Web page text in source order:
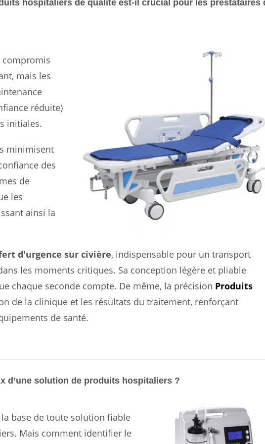
hospitaliers de qualité est-il crucial pour les prestataires
compromis
mais les
réduite)
initiales.
minimisent
des
de
les
ainsi la
d'urgence sur civière, indispensable pour un transport
les moments critiques. Sa conception légère et pliable
chaque seconde compte. De même, la précision Produits
de la clinique et les résultats du traitement, renforçant
de santé.
d’une solution de produits hospitaliers ?
base de toute solution fiable
Mais comment identifier le